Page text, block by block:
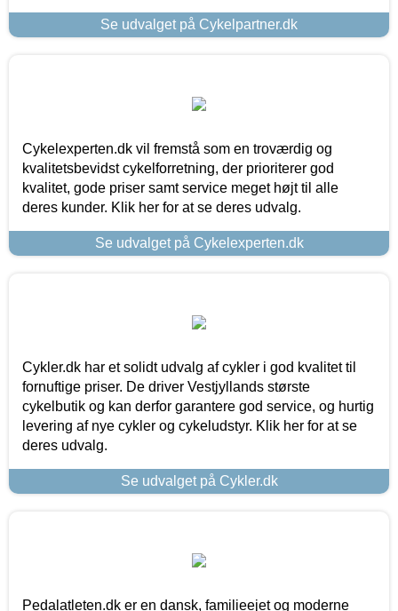
Se udvalget på Cykelpartner.dk
Cykelexperten.dk vil fremstå som en troværdig og
kvalitetsbevidst cykelforretning, der prioriterer god
kvalitet, gode priser samt service meget højt til alle
deres kunder. Klik her for at se deres udvalg.
Se udvalget på Cykelexperten.dk
Cykler.dk har et solidt udvalg af cykler i god kvalitet til
fornuftige priser. De driver Vestjyllands største
cykelbutik og kan derfor garantere god service, og hurtig
levering af nye cykler og cykeludstyr. Klik her for at se
deres udvalg.
Se udvalget på Cykler.dk
Pedalatleten.dk er en dansk, familieejet og moderne